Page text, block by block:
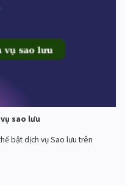
sao lưu
bật dịch vụ Sao lưu trên